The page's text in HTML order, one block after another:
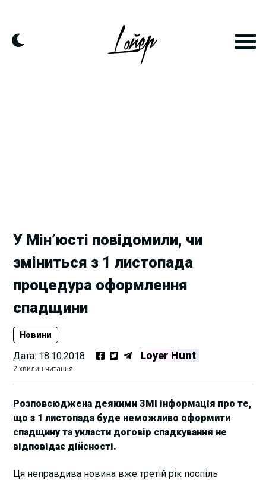
content
У Мін’юсті повідомили, чи
зміниться з 1 листопада
процедура оформлення
спадщини
Новини
Дата: 18.10.2018 Loyer Hunt
2 хвилин читання
Розповсюджена деякими ЗМІ інформація про те,
що з 1 листопада буде неможливо оформити
спадщину та укласти договір спадкування не
відповідає дійсності.
Ця неправдива новина вже третій рік поспіль